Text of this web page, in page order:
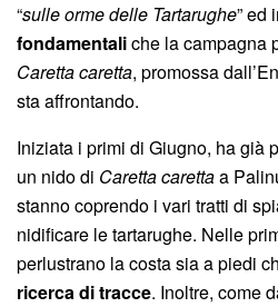
“sulle orme delle Tartarughe” ed
fondamentaliche la campagna
Caretta caretta, promossa
sta affrontando.
Iniziata i primi di Giugno, ha già
un nido di Caretta carettaa
stanno coprendo i vari tratti di
nidificare le tartarughe. Nelle
perlustrano la costa sia a piedi
ricerca di tracce. Inoltre, come